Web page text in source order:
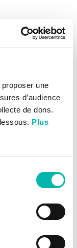
une
d’audience
de dons.
Plus